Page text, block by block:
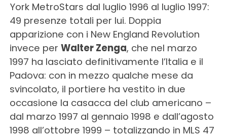
York MetroStars dal luglio 1996 al luglio 1997:
49 presenze totali per lui. Doppia
apparizione con i New England Revolution
invece per Walter Zenga, che nel marzo
1997 ha lasciato definitivamente l’Italia e il
Padova: con in mezzo qualche mese da
svincolato, il portiere ha vestito in due
occasione la casacca del club americano –
dal marzo 1997 al gennaio 1998 e dall’agosto
1998 all’ottobre 1999 – totalizzando in MLS 47